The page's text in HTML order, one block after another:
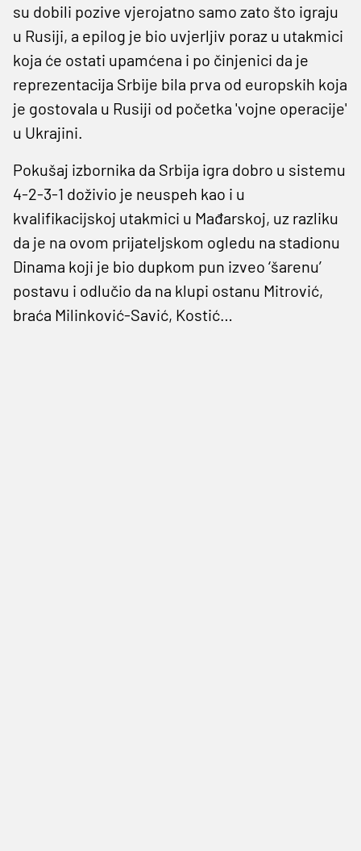
su dobili pozive vjerojatno samo zato što igraju
u Rusiji, a epilog je bio uvjerljiv poraz u utakmici
koja će ostati upamćena i po činjenici da je
reprezentacija Srbije bila prva od europskih koja
je gostovala u Rusiji od početka 'vojne operacije'
u Ukrajini.
Pokušaj izbornika da Srbija igra dobro u sistemu
4-2-3-1 doživio je neuspeh kao i u
kvalifikacijskoj utakmici u Mađarskoj, uz razliku
da je na ovom prijateljskom ogledu na stadionu
Dinama koji je bio dupkom pun izveo ‘šarenu’
postavu i odlučio da na klupi ostanu Mitrović,
braća Milinković-Savić, Kostić…